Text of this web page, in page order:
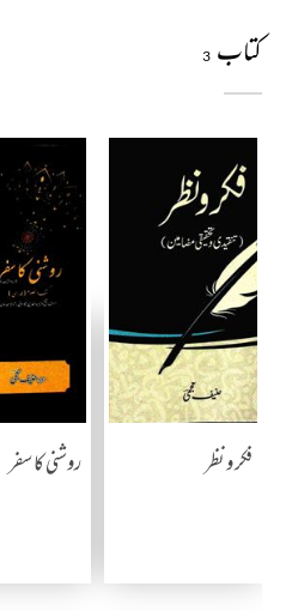
کتاب 3
فکر و نظر روشنی کا سفر